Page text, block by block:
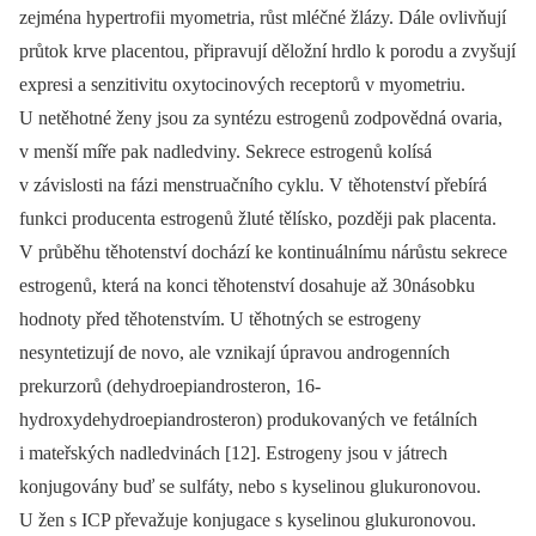
zejména hypertrofii myometria, růst mléčné žlázy. Dále ovlivňují
průtok krve placentou, připravují děložní hrdlo k porodu a zvyšují
expresi a senzitivitu oxytocinových receptorů v myometriu.
U netěhotné ženy jsou za syntézu estrogenů zodpovědná ovaria,
v menší míře pak nadledviny. Sekrece estrogenů kolísá
v závislosti na fázi menstruačního cyklu. V těhotenství přebírá
funkci producenta estrogenů žluté tělísko, později pak placenta.
V průběhu těhotenství dochází ke kontinuálnímu nárůstu sekrece
estrogenů, která na konci těhotenství dosahuje až 30násobku
hodnoty před těhotenstvím. U těhotných se estrogeny
nesyntetizují de novo, ale vznikají úpravou androgenních
prekurzorů (dehydroepiandrosteron, 16-
hydroxydehydroepiandrosteron) produkovaných ve fetálních
i mateřských nadledvinách [12]. Estrogeny jsou v játrech
konjugovány buď se sulfáty, nebo s kyselinou glukuronovou.
U žen s ICP převažuje konjugace s kyselinou glukuronovou.